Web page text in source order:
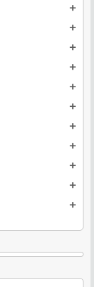
add
add
add
add
add
add
add
add
add
add
add